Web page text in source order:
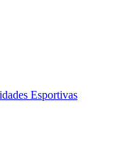
Esportivas